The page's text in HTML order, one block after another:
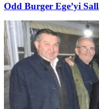
Odd Burger Ege’yi